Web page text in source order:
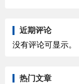
近期评论
没有评论可显示。
热门文章